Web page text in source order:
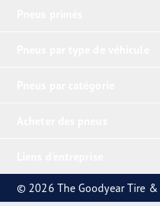
© 2026 The Goodyear Tire &